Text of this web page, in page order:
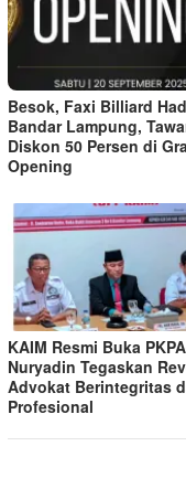
Besok, Faxi Billiard
Bandar Lampung,
Diskon 50 Persen di
Opening
KAIM Resmi Buka
Nuryadin Tegaskan
Advokat Berintegritas
Profesional